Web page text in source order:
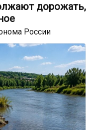
дорожать,
России